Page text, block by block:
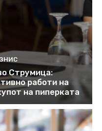
Струмица:
работи на
на пиперката